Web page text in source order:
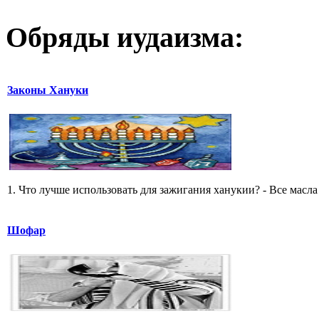
Обряды иудаизма:
Законы Хануки
1. Что лучше использовать для зажигания ханукии? - Все
Шофар